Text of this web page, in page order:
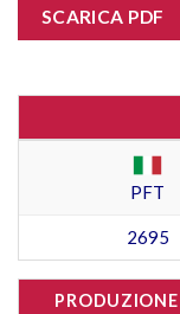
SCARICA PDF
PFT
2695
PRODUZIONE